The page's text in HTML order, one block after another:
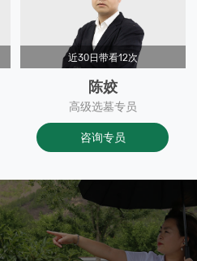
近30日带看12次
陈姣
高级选墓专员
咨询专员